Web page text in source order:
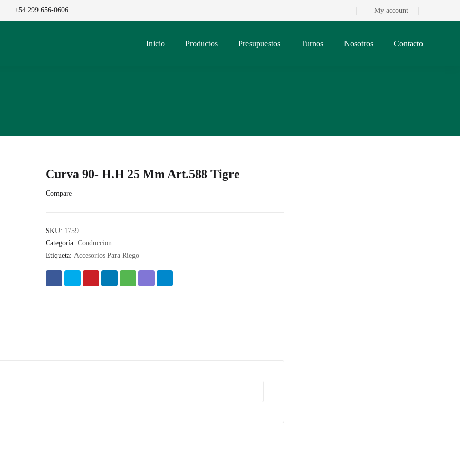
My account
+54 299 656-0606
Inicio Productos Presupuestos Turnos Nosotros Contacto
Curva 90- H.H 25 Mm Art.588 Tigre
Compare
SKU: 1759
Categoría: Conduccion
Etiqueta: Accesorios Para Riego